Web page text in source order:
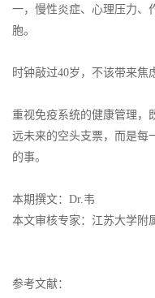
一，慢性炎症、心理压力、
胞。
时钟敲过40岁，不该带来焦
重视免疫系统的健康管理，
远未来的空头支票，而是每
的事。
本期撰文：Dr.韦
本文审核专家：江苏大学附
参考文献：